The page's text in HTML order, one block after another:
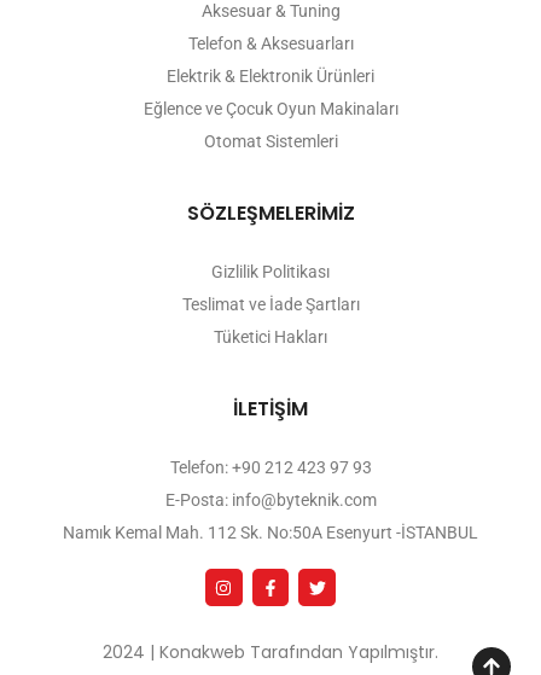
Aksesuar & Tuning
Telefon & Aksesuarları
Elektrik & Elektronik Ürünleri
Eğlence ve Çocuk Oyun Makinaları
Otomat Sistemleri
SÖZLEŞMELERİMİZ
Gizlilik Politikası
Teslimat ve İade Şartları
Tüketici Hakları
İLETİŞİM
Telefon: +90 212 423 97 93
E-Posta: info@byteknik.com
Namık Kemal Mah. 112 Sk. No:50A Esenyurt -İSTANBUL
2024 | Konakweb Tarafından Yapılmıştır.